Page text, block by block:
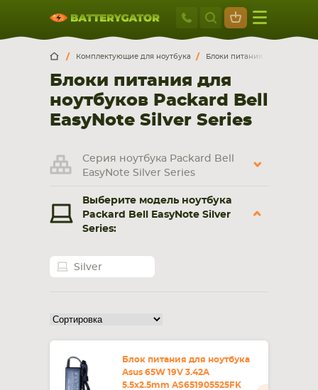
Москва
+7 495 414
Москва Санкт-Петербург
г. Москва, ул. Ткацкая, 5с3 (м. Семеновская)
5 мин. ходьбы от ст.м. “Семеновская”
+7 495 414 28 59
9:00-21:00
смартфона, планшета
СМАРТФОНА
Комплектующие для ноутбука Блоки питания для
Блоки питания для
ноутбуков Packard Bell
EasyNote Silver Series
Серия ноутбука Packard Bell
EasyNote Silver Series
Выберите модель ноутбука
Packard Bell EasyNote Silver
Series:
Silver
Блок питания для ноутбука
Asus 65W 19V 3.42A
5.5x2.5mm AS651905525FK